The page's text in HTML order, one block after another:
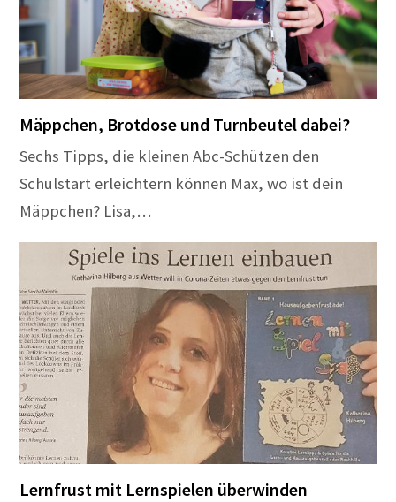
Mäppchen, Brotdose und Turnbeutel dabei?
Sechs Tipps, die kleinen Abc-Schützen den
Schulstart erleichtern können Max, wo ist dein
Mäppchen? Lisa,…
Lernfrust mit Lernspielen überwinden